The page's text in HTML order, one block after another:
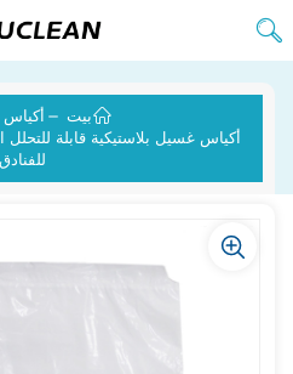
بيت
أكياس غسيل بلاستيكية قابلة
للفنادق